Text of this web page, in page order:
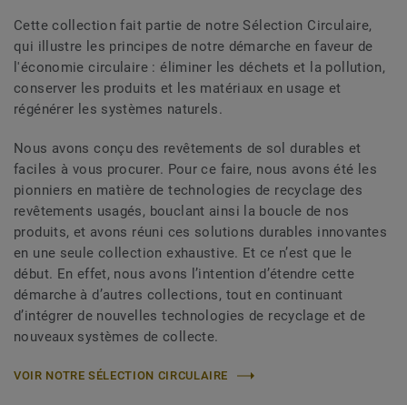
Cette collection fait partie de notre Sélection Circulaire,
qui illustre les principes de notre démarche en faveur de
l'économie circulaire : éliminer les déchets et la pollution,
conserver les produits et les matériaux en usage et
régénérer les systèmes naturels.
Nous avons conçu des revêtements de sol durables et
faciles à vous procurer. Pour ce faire, nous avons été les
pionniers en matière de technologies de recyclage des
revêtements usagés, bouclant ainsi la boucle de nos
produits, et avons réuni ces solutions durables innovantes
en une seule collection exhaustive. Et ce n’est que le
début. En effet, nous avons l’intention d’étendre cette
démarche à d’autres collections, tout en continuant
d’intégrer de nouvelles technologies de recyclage et de
nouveaux systèmes de collecte.
VOIR NOTRE SÉLECTION CIRCULAIRE